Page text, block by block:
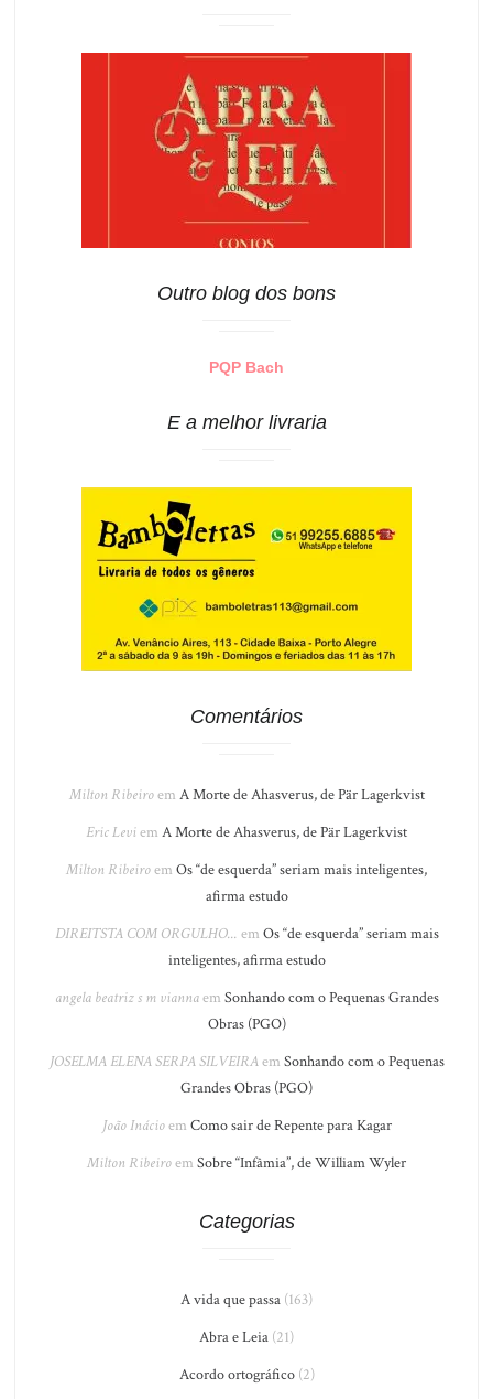
Outro blog dos bons
PQP Bach
E a melhor livraria
Comentários
Milton Ribeiroem A Morte de Ahasverus, de Pär Lagerkvist
Eric Leviem A Morte de Ahasverus, de Pär Lagerkvist
Milton Ribeiroem Os “de esquerda” seriam mais inteligentes,
afirma estudo
DIREITSTA COM ORGULHO... em Os “de esquerda” seriam mais
inteligentes, afirma estudo
angela beatriz s m viannaem Sonhando com o Pequenas Grandes
Obras (PGO)
JOSELMA ELENA SERPA SILVEIRAem Sonhando com o Pequenas
Grandes Obras (PGO)
João Inácioem Como sair de Repente para Kagar
Milton Ribeiroem Sobre “Infâmia”, de William Wyler
Categorias
A vida que passa (163)
Abra e Leia (21)
Acordo ortográfico(2)